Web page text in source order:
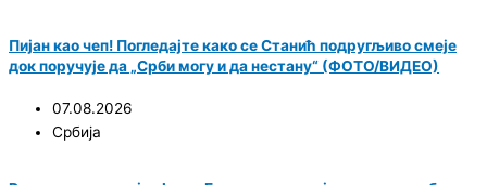
Пијан као чеп! Погледајте како се Станић подругљиво смеје
док поручује да „Срби могу и да нестану“ (ФОТО/ВИДЕО)
07.08.2026
Србија